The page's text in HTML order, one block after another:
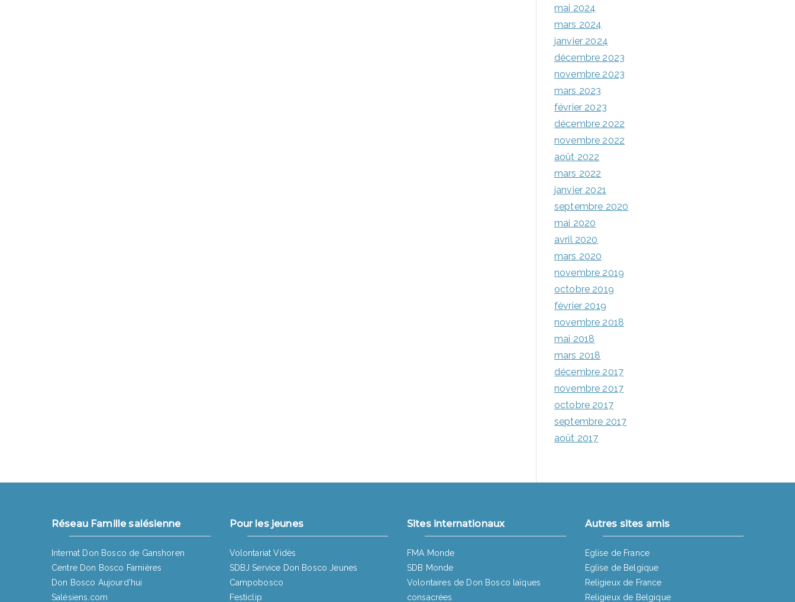
mai 2024
mars 2024
janvier 2024
décembre 2023
novembre 2023
mars 2023
février 2023
décembre 2022
novembre 2022
août 2022
mars 2022
janvier 2021
septembre 2020
mai 2020
avril 2020
mars 2020
novembre 2019
octobre 2019
février 2019
novembre 2018
mai 2018
mars 2018
décembre 2017
novembre 2017
octobre 2017
septembre 2017
août 2017
Réseau Famille salésienne
Internat Don Bosco de Ganshoren
Centre Don Bosco Farnières
Don Bosco Aujourd’hui
Salésiens.com
Pour les jeunes
Volontariat Vidès
SDBJ Service Don Bosco Jeunes
Campobosco
Festiclip
Sites internationaux
FMA Monde
SDB Monde
Volontaires de Don Bosco laïques
consacrées
Autres sites amis
Eglise de France
Eglise de Belgique
Religieux de France
Religieux de Belgique